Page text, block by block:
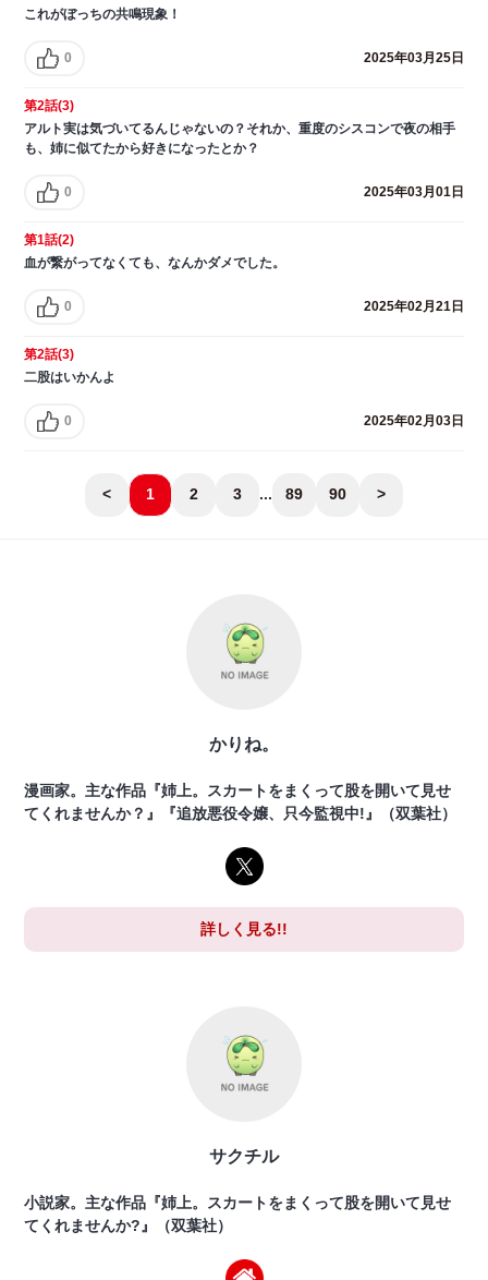
これがぼっちの共鳴現象！
0 2025年03月25日
第2話(3)
アルト実は気づいてるんじゃないの？それか、重度のシスコンで夜の相手
も、姉に似てたから好きになったとか？
0 2025年03月01日
第1話(2)
血が繋がってなくても、なんかダメでした。
0 2025年02月21日
第2話(3)
二股はいかんよ
0 2025年02月03日
< 1 2 3 ... 89 90 >
かりね。
漫画家。主な作品『姉上。スカートをまくって股を開いて見せ
てくれませんか？』『追放悪役令嬢、只今監視中!』（双葉社）
詳しく見る!!
サクチル
小説家。主な作品『姉上。スカートをまくって股を開いて見せ
てくれませんか?』（双葉社）